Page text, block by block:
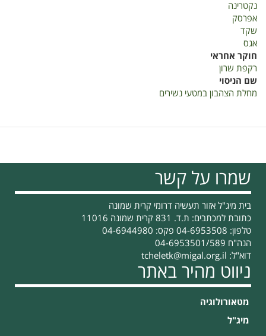
נקטרינה
אפרסק
שקד
אגס
חוקר אחראי
רקפת שרון
שם הניסוי
מחלת הצהבון במטעי נשירים
שמרו על קשר
בית מיג"ל אזור תעשיה דרומי קרית שמונה
כתובת למכתבים: ת.ד. 831 קרית שמונה 11016
טלפון: 04-6953508 פקס: 04-6944980
הנה"ח 04-6953501/589
דוא"ל: tcheletk@migal.org.il
ניווט מהיר באתר
מטאורולוגיה
מיג"ל